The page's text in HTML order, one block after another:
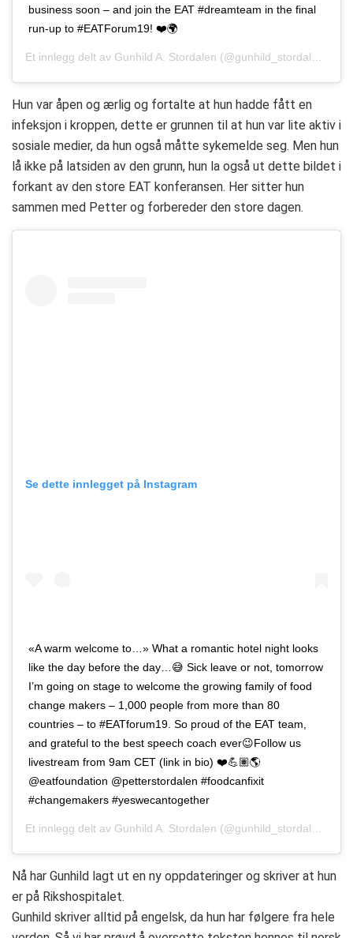
business soon – and join the EAT #dreamteam in the final
run-up to #EATForum19! ❤️🌍
Et innlegg delt av Gunhild A. Stordalen (@gunhild_stordalen)
Hun var åpen og ærlig og fortalte at hun hadde fått en
infeksjon i kroppen, dette er grunnen til at hun var lite aktiv i
sosiale medier, da hun også måtte sykemelde seg. Men hun
lå ikke på latsiden av den grunn, hun la også ut dette bildet i
forkant av den store EAT konferansen. Her sitter hun
sammen med Petter og forbereder den store dagen.
Se dette innlegget på Instagram
«A warm welcome to…» What a romantic hotel night looks
like the day before the day…😅 Sick leave or not, tomorrow
I’m going on stage to welcome the growing family of food
change makers – 1,000 people from more than 80
countries – to #EATforum19. So proud of the EAT team,
and grateful to the best speech coach ever😉Follow us
livestream from 9am CET (link in bio) ❤️💪🏽🌎
@eatfoundation @petterstordalen #foodcanfixit
#changemakers #yeswecantogether
Et innlegg delt av Gunhild A. Stordalen (@gunhild_stordalen)
Nå har Gunhild lagt ut en ny oppdateringer og skriver at hun
er på Rikshospitalet.
Gunhild skriver alltid på engelsk, da hun har følgere fra hele